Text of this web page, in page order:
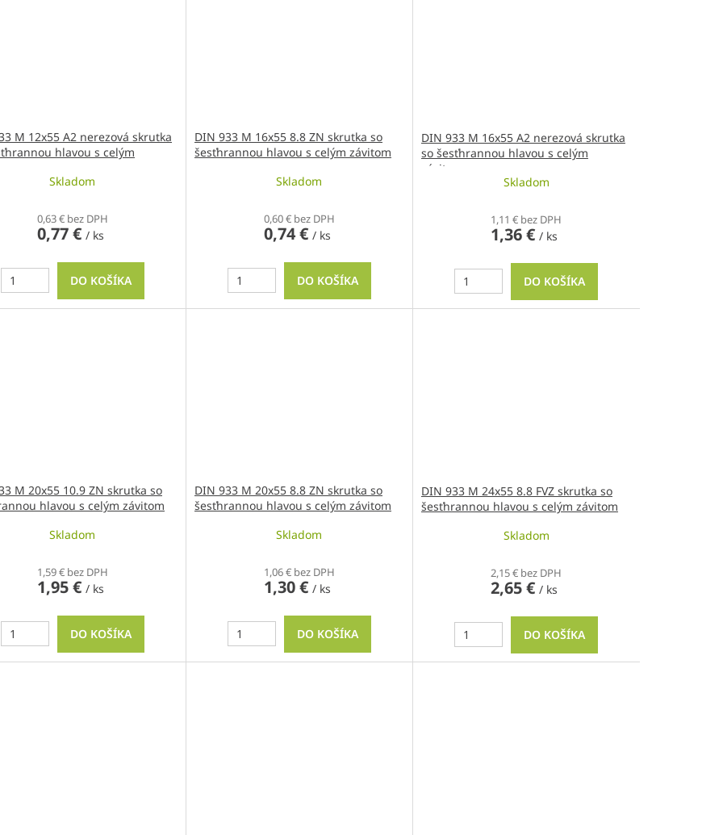
M 12x55 A2 nerezová skrutka
hlavou s celým
Skladom
0,63 € bez DPH
0,77 € / ks
DO KOŠÍKA
DIN 933 M 16x55 8.8 ZN skrutka so
šesťhrannou hlavou s celým závitom
Skladom
0,60 € bez DPH
0,74 € / ks
DO KOŠÍKA
DIN 933 M 16x55 A2 nerezová skrutka
so šesťhrannou hlavou s celým
závitom
Skladom
1,11 € bez DPH
1,36 €/ ks
DO KOŠÍKA
M 20x55 10.9 ZN skrutka so
hlavou s celým závitom
Skladom
1,59 € bez DPH
1,95 € / ks
DO KOŠÍKA
DIN 933 M 20x55 8.8 ZN skrutka so
šesťhrannou hlavou s celým závitom
Skladom
1,06 € bez DPH
1,30 € / ks
DO KOŠÍKA
DIN 933 M 24x55 8.8 FVZ skrutka so
šesťhrannou hlavou s celým závitom
Skladom
2,15 € bez DPH
2,65 €/ ks
DO KOŠÍKA